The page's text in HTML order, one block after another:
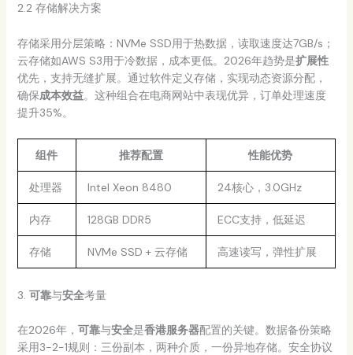
2.2 存储解决方案
存储采用分层策略：NVMe SSD用于热数据，读取速度达7GB/s；
云存储如AWS S3用于冷数据，成本更低。2026年趋势是扩展性
优先，支持无缝扩展。通过软件定义存储，实现动态资源分配，
确保成本效益。这种组合在电商网站中表现优异，订单处理速度
提升35%。
组件 推荐配置 性能优势
处理器 Intel Xeon 8480 24核心，3.0GHz
内存 128GB DDR5 ECC支持，低延迟
存储 NVMe SSD + 云存储 高速读写，弹性扩展
3. 可靠与安全考量
在2026年， 可靠与安全是香港服务器配置的关键。数据备份策略
采用3-2-1规则：三份副本，两种介质，一份异地存储。安全协议